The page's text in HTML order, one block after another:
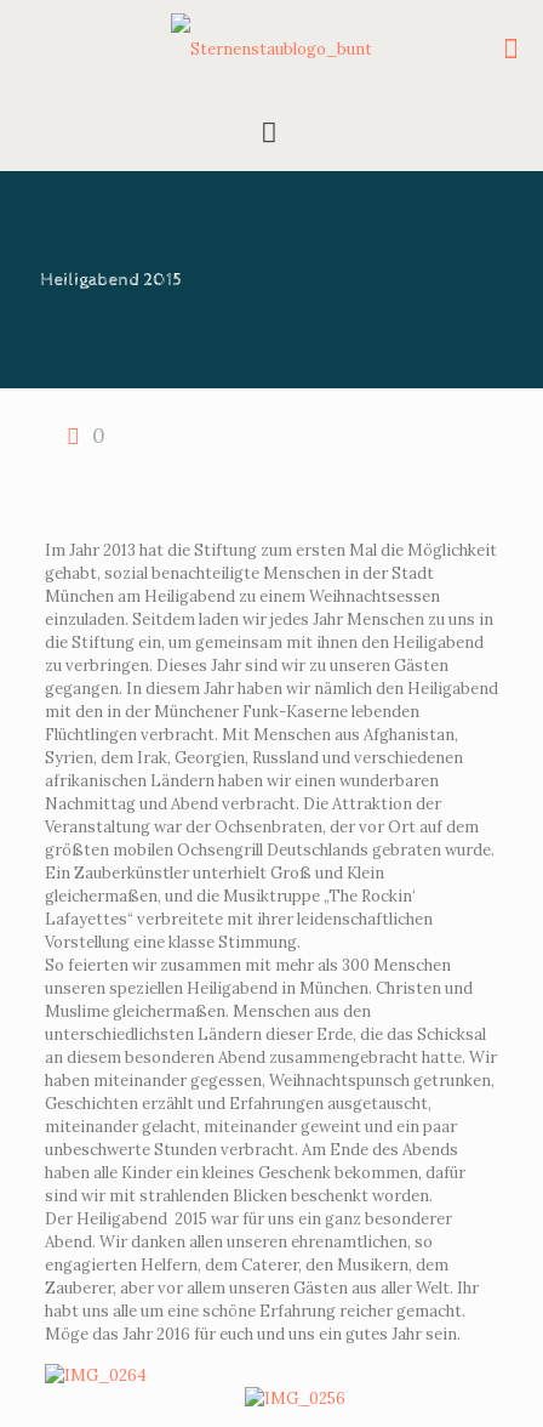
Heiligabend 2015
0
Im Jahr 2013 hat die Stiftung zum ersten Mal die Möglichkeit
gehabt, sozial benachteiligte Menschen in der Stadt
München am Heiligabend zu einem Weihnachtsessen
einzuladen. Seitdem laden wir jedes Jahr Menschen zu uns in
die Stiftung ein, um gemeinsam mit ihnen den Heiligabend
zu verbringen. Dieses Jahr sind wir zu unseren Gästen
gegangen. In diesem Jahr haben wir nämlich den Heiligabend
mit den in der Münchener Funk-Kaserne lebenden
Flüchtlingen verbracht. Mit Menschen aus Afghanistan,
Syrien, dem Irak, Georgien, Russland und verschiedenen
afrikanischen Ländern haben wir einen wunderbaren
Nachmittag und Abend verbracht. Die Attraktion der
Veranstaltung war der Ochsenbraten, der vor Ort auf dem
größten mobilen Ochsengrill Deutschlands gebraten wurde.
Ein Zauberkünstler unterhielt Groß und Klein
gleichermaßen, und die Musiktruppe „The Rockin‘
Lafayettes“ verbreitete mit ihrer leidenschaftlichen
Vorstellung eine klasse Stimmung.
So feierten wir zusammen mit mehr als 300 Menschen
unseren speziellen Heiligabend in München. Christen und
Muslime gleichermaßen. Menschen aus den
unterschiedlichsten Ländern dieser Erde, die das Schicksal
an diesem besonderen Abend zusammengebracht hatte. Wir
haben miteinander gegessen, Weihnachtspunsch getrunken,
Geschichten erzählt und Erfahrungen ausgetauscht,
miteinander gelacht, miteinander geweint und ein paar
unbeschwerte Stunden verbracht. Am Ende des Abends
haben alle Kinder ein kleines Geschenk bekommen, dafür
sind wir mit strahlenden Blicken beschenkt worden.
Der Heiligabend 2015 war für uns ein ganz besonderer
Abend. Wir danken allen unseren ehrenamtlichen, so
engagierten Helfern, dem Caterer, den Musikern, dem
Zauberer, aber vor allem unseren Gästen aus aller Welt. Ihr
habt uns alle um eine schöne Erfahrung reicher gemacht.
Möge das Jahr 2016 für euch und uns ein gutes Jahr sein.